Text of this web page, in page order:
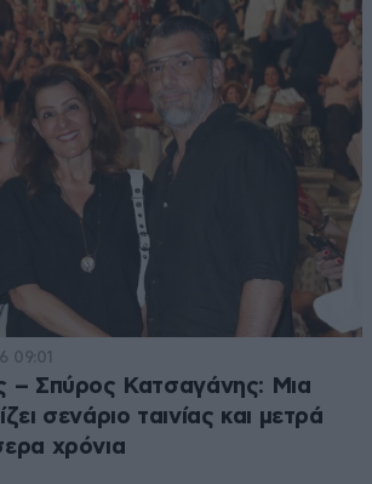
09:01
– Σπύρος Κατσαγάνης: Μια
σενάριο ταινίας και μετρά
χρόνια